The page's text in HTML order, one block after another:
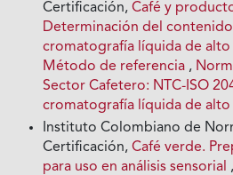
Certificación,Café y
Determinación del
cromatografía líquida de alto
Método de referencia ,
Sector Cafetero: NTC-ISO
cromatografía líquida de alto
Instituto Colombiano de
Certificación,Café verde.
para uso en análisis sensorial ,